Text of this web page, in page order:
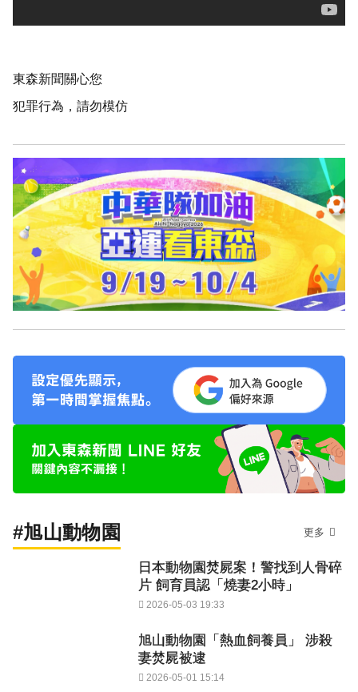
東森新聞關心您
犯罪行為，請勿模仿
#旭山動物園 更多
日本動物園焚屍案！警找到人骨碎
片 飼育員認「燒妻2小時」
2026-05-03 19:33
旭山動物園「熱血飼養員」 涉殺
妻焚屍被逮
2026-05-01 15:14